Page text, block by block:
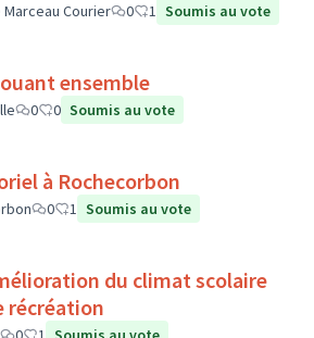
Courier 0 1 Soumis au vote
ensemble
0 0 Soumis au vote
à Rochecorbon
0 1 Soumis au vote
du climat scolaire
récréation